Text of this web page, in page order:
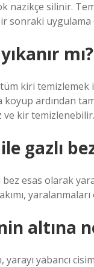
nazikçe silinir.
sonraki uygulama
mı?
kiri temizlemek
ardından
ve kir temizlenebilir.
gazlı
bez esas olarak
altına
yarayı yabancı